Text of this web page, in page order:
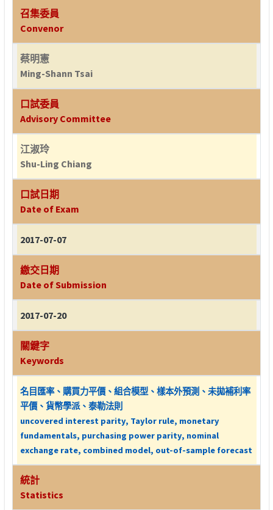
召集委員
Convenor
蔡明憲
Ming-Shann Tsai
口試委員
Advisory Committee
江淑玲
Shu-Ling Chiang
口試日期
Date of Exam
2017-07-07
繳交日期
Date of Submission
2017-07-20
關鍵字
Keywords
名目匯率、購買力平價、組合模型、樣本外預測、未拋補利率
平價、貨幣學派、泰勒法則
uncovered interest parity, Taylor rule, monetary
fundamentals, purchasing power parity, nominal
exchange rate, combined model, out-of-sample forecast
統計
Statistics